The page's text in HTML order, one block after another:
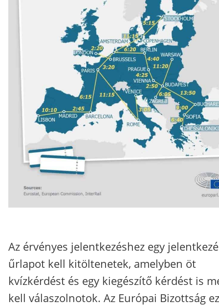
Az érvényes jelentkezéshez egy
űrlapot kell kitöltenetek, amelyben öt
kvízkérdést és egy kiegészítő kérdést is
kell válaszolnotok. Az Európai Bizottság ez